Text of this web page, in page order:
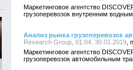
Маркетинговое агентство
грузоперевозок внутренним
Анализ рынка грузоперевозок
Research Group, 01:04, 30.01.2019
Маркетинговое агентство
грузоперевозок автомобильным